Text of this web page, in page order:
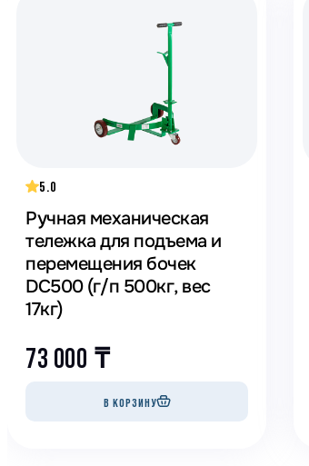
5.0
Ручная механическая
тележка для подъема и
перемещения бочек
DC500 (г/п 500кг, вес
17кг)
73 000 ₸
В КОРЗИНУ